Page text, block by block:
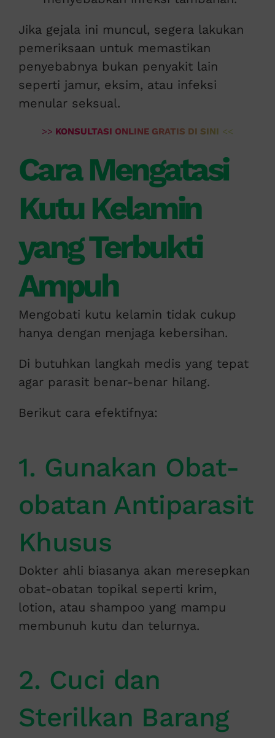
Jika gejala ini muncul, segera lakukan
pemeriksaan untuk memastikan
penyebabnya bukan penyakit lain
seperti jamur, eksim, atau infeksi
menular seksual.
>> KONSULTASI ONLINE GRATIS DI SINI <<
Cara Mengatasi
Kutu Kelamin
yang Terbukti
Ampuh
Mengobati kutu kelamin tidak cukup
hanya dengan menjaga kebersihan.
Di butuhkan langkah medis yang tepat
agar parasit benar-benar hilang.
Berikut cara efektifnya:
1. Gunakan Obat-
obatan Antiparasit
Khusus
Dokter ahli biasanya akan meresepkan
obat-obatan topikal seperti krim,
lotion, atau shampoo yang mampu
membunuh kutu dan telurnya.
2. Cuci dan
Sterilkan Barang